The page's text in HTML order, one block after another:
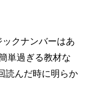
ックナンバーはあ
単過ぎる教材な
読んだ時に明らか